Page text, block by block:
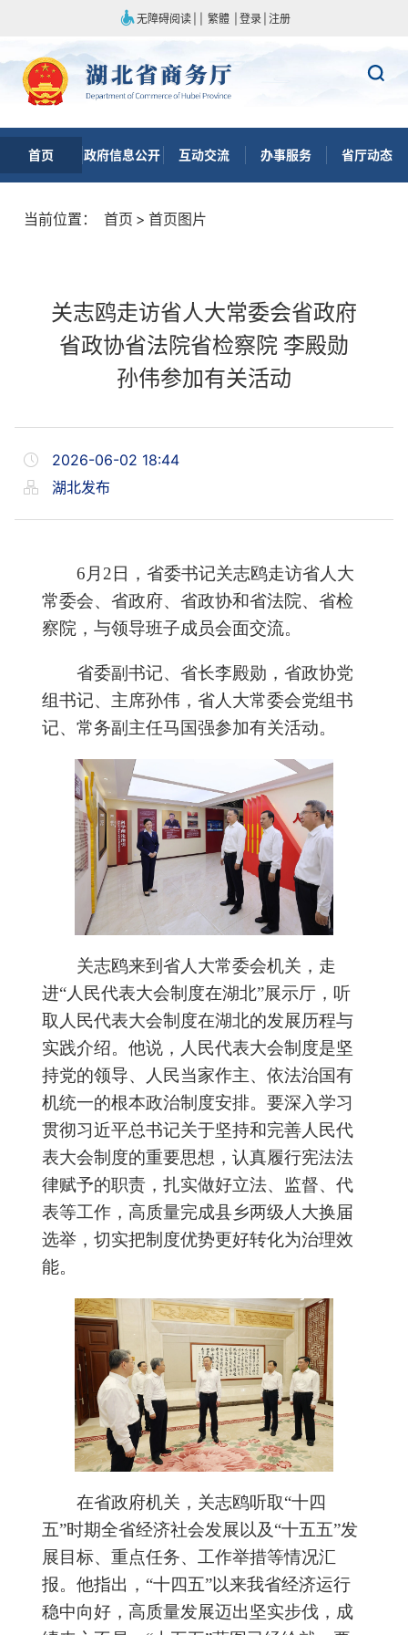
无障碍阅读 繁體 登录 注册
首页 政府信息公开 互动交流 办事服务 省厅动态
当前位置： 首页 > 首页图片
关志鸥走访省人大常委会省政府
省政协省法院省检察院 李殿勋
孙伟参加有关活动
2026-06-02 18:44
湖北发布
6月2日，省委书记关志鸥走访省人大
常委会、省政府、省政协和省法院、省检
察院，与领导班子成员会面交流。
省委副书记、省长李殿勋，省政协党
组书记、主席孙伟，省人大常委会党组书
记、常务副主任马国强参加有关活动。
关志鸥来到省人大常委会机关，走
进“人民代表大会制度在湖北”展示厅，听
取人民代表大会制度在湖北的发展历程与
实践介绍。他说，人民代表大会制度是坚
持党的领导、人民当家作主、依法治国有
机统一的根本政治制度安排。要深入学习
贯彻习近平总书记关于坚持和完善人民代
表大会制度的重要思想，认真履行宪法法
律赋予的职责，扎实做好立法、监督、代
表等工作，高质量完成县乡两级人大换届
选举，切实把制度优势更好转化为治理效
能。
在省政府机关，关志鸥听取“十四
五”时期全省经济社会发展以及“十五五”发
展目标、重点任务、工作举措等情况汇
报。他指出，“十四五”以来我省经济运行
稳中向好，高质量发展迈出坚实步伐，成